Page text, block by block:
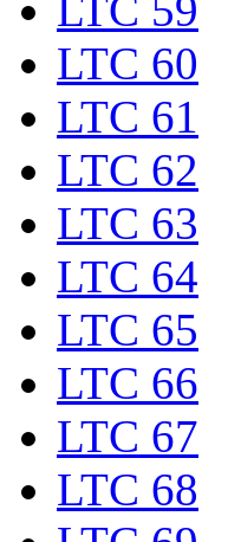
LTC 60
LTC 61
LTC 62
LTC 63
LTC 64
LTC 65
LTC 66
LTC 67
LTC 68